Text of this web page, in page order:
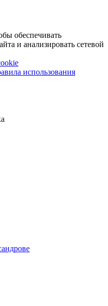
обеспечивать
и анализировать сетевой
использования